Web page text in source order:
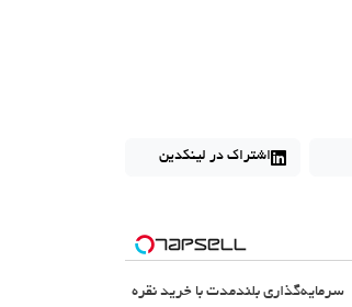
اشتراک در لینکدین
سرمایه‌گذاری بلندمدت با خرید نقره